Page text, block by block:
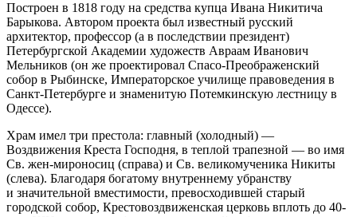
Построен в 1818 году на средства купца Ивана Никитича
Барыкова. Автором проекта был известный русский
архитектор, профессор (а в последствии президент)
Петербургской Академии художеств Авраам Иванович
Мельников (он же проектировал Спасо-Преображенский
собор в Рыбинске, Императорское училище правоведения в
Санкт-Петербурге и знаменитую Потемкинскую лестницу в
Одессе).
Храм имел три престола: главный (холодный) —
Воздвижения Креста Господня, в теплой трапезной — во имя
Св. жен-мироносиц (справа) и Св. великомученика Никиты
(слева). Благодаря богатому внутреннему убранству
и значительной вместимости, превосходившей старый
городской собор, Крестовоздвиженская церковь вплоть до 40-